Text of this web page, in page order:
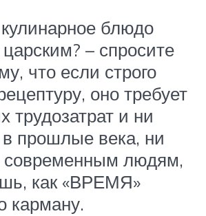
блюдо
– спросите
что если строго
оно требует
трудозатрат и ни
в прошлые века, ни
современным людям,
как «ВРЕМЯ»
карману.